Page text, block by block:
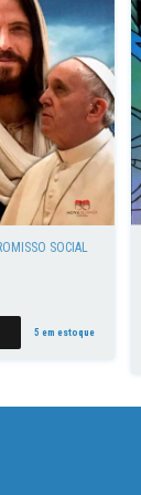
SOCIAL
5 em estoque